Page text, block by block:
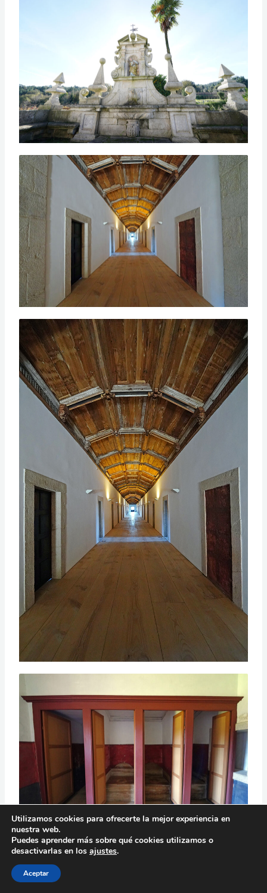
Utilizamos cookies para ofrecerte la mejor experiencia en
nuestra web.
Puedes aprender más sobre qué cookies utilizamos o
desactivarlas en los ajustes.
Aceptar